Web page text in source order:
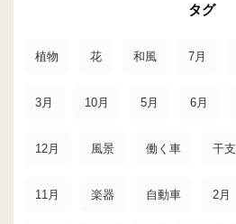
タグ
植物 花 和風 7月
3月 10月 5月 6月
12月 風景 働く車 干支
11月 楽器 自動車 2月